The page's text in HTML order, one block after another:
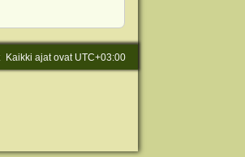
Kaikki ajat ovat UTC+03:00